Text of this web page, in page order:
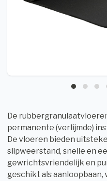
De
permanente (verlijmde)
De vloeren bieden
slipweerstand, snelle en
gewrichtsvriendelijk en
geschikt als aanloopbaan,